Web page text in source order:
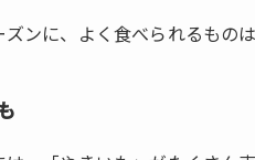
1.3.1.
ズンに、よく食べられるものは